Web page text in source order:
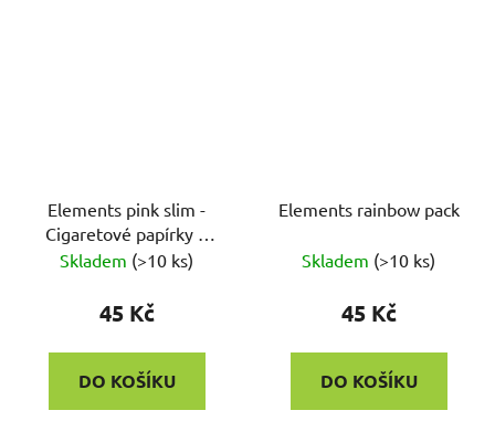
Elements pink slim -
Cigaretové papírky +
filtry
Skladem (>10 ks)
45 Kč
DO KOŠÍKU
Elements rainbow pack
Skladem (>10 ks)
45 Kč
DO KOŠÍKU